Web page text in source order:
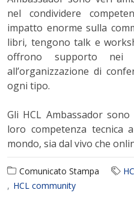
nel condividere
impatto enorme sulla
libri, tengono talk e
offrono supporto nei
all’organizzazione di
ogni tipo.
Gli HCL Ambassador
loro competenza
mondo, sia dal vivo che
Comunicato Stampa
HCL community